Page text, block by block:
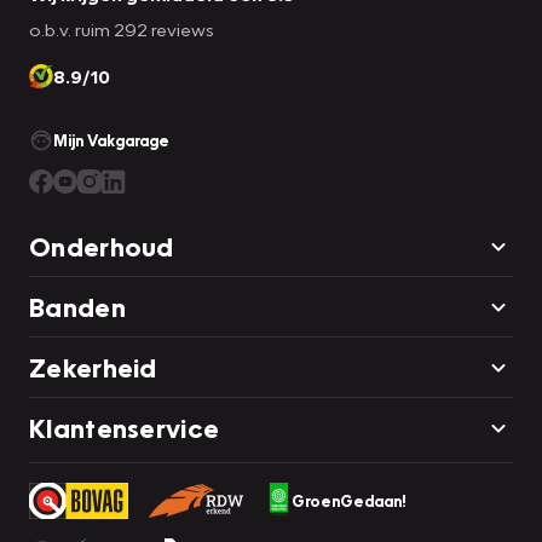
o.b.v. ruim 292 reviews
8.9/10
Mijn Vakgarage
Onderhoud
Banden
Zekerheid
Klantenservice
GroenGedaan!